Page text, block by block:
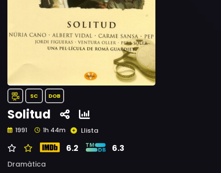
SC DOB
Solitud
1991 1h 44m Llista
6.2 6.3
Dramàtica